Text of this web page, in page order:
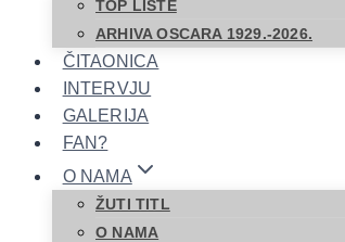
TOP LISTE
ARHIVA OSCARA 1929.-2026.
ČITAONICA
INTERVJU
GALERIJA
FAN?
O NAMA
ŽUTI TITL
O NAMA